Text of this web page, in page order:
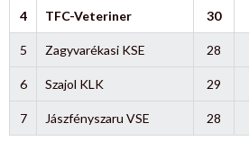
4 TFC-Veteriner 30
5 Zagyvarékasi KSE 28
6 Szajol KLK 29
7 Jászfényszaru VSE 28